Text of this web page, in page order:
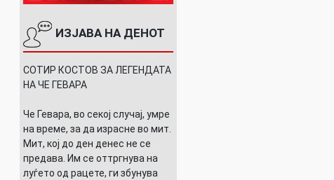
ИЗЈАВА НА ДЕНОТ
СОТИР КОСТОВ ЗА ЛЕГЕНДАТА
НА ЧЕ ГЕВАРА
Че Гевара, во секој случај, умре
на време, за да израсне во мит.
Мит, кој до ден денес не се
предава. Им се оттргнува на
луѓето од рацете, ги збунува